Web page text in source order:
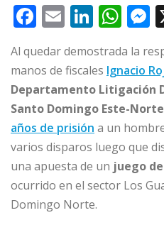
F
a
c
e
b
o
o
k
E
m
ai
l
Li
k
e
dI
n
W
h
at
s
A
p
p
e
n
g
e
r
Al quedar demostrada la
manos de fiscales Ignacio
Departamento Litigación
Santo Domingo Este-Norte
años de prisión a un
varios disparos luego que
una apuesta de un juego
ocurrido en el sector Los
Domingo Norte.